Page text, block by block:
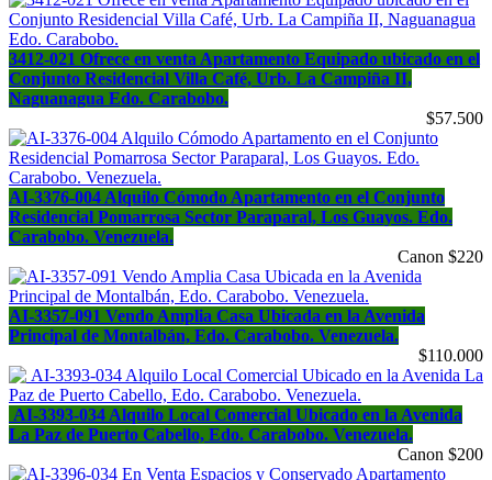
3412-021 Ofrece en venta Apartamento Equipado ubicado en el
Conjunto Residencial Villa Café, Urb. La Campiña II,
Naguanagua Edo. Carabobo.
$57.500
AI-3376-004 Alquilo Cómodo Apartamento en el Conjunto
Residencial Pomarrosa Sector Paraparal, Los Guayos. Edo.
Carabobo. Venezuela.
Canon $220
AI-3357-091 Vendo Amplia Casa Ubicada en la Avenida
Principal de Montalbán, Edo. Carabobo. Venezuela.
$110.000
AI-3393-034 Alquilo Local Comercial Ubicado en la Avenida
La Paz de Puerto Cabello, Edo. Carabobo. Venezuela.
Canon $200